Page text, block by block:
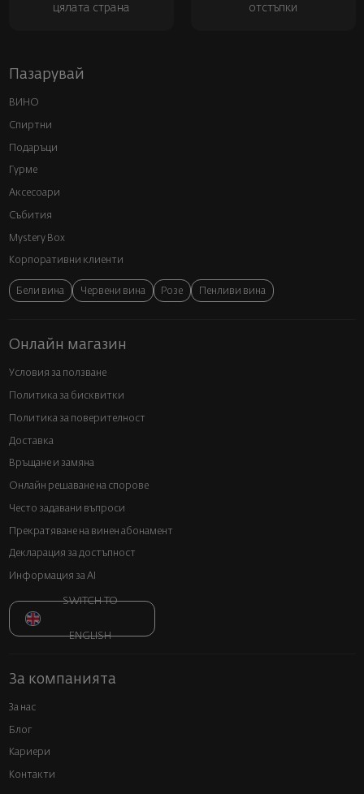
цялата страна
отстъпки
Пазарувай
ВИНО
Спиртни
Подаръци
Гурме
Аксесоари
Събития
Mystery Box
Корпоративни клиенти
Бели вина Червени вина Розе Пенливи вина
Онлайн магазин
Условия за ползване
Политика за бисквитки
Политика за поверителност
Доставка
Връщане и замяна
Онлайн решаване на спорове
Често задавани въпроси
Прекратяване на винен абонамент
Декларация за достъпност
Информация за AI
SWITCH TO
ENGLISH
За компанията
За нас
Блог
Кариери
Контакти